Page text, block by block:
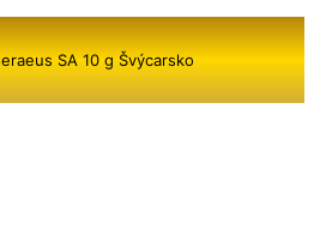
SA 10 g Švýcarsko